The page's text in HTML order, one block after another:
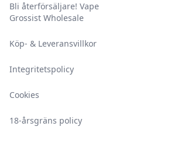
Bli återförsäljare! Vape
Grossist Wholesale
Köp- & Leveransvillkor
Integritetspolicy
Cookies
18-årsgräns policy